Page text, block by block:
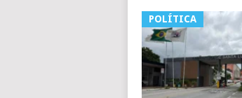
POLÍTICA